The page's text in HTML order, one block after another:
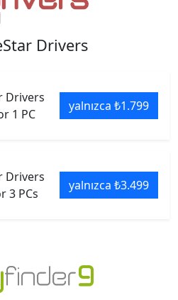
Drivers
Drivers
1 PC
yalnızca ₺1.799
Drivers
3 PCs
yalnızca ₺3.499